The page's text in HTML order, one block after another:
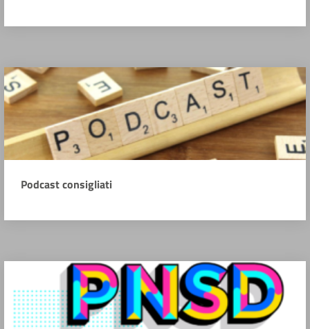
Podcast consigliati